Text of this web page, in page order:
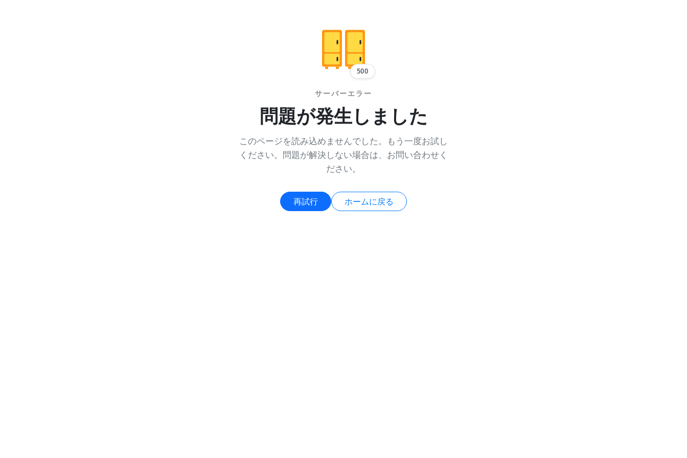
500
サーバーエラー
問題が発生しました
このページを読み込めませんでした。もう一度お試し
ください。問題が解決しない場合は、お問い合わせく
ださい。
再試行 ホームに戻る